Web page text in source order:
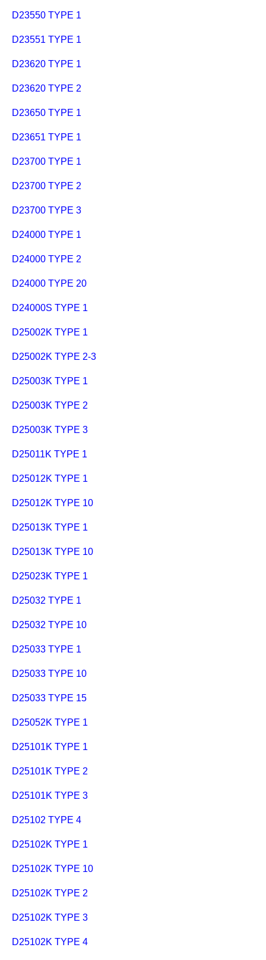
D23550 TYPE 1
D23551 TYPE 1
D23620 TYPE 1
D23620 TYPE 2
D23650 TYPE 1
D23651 TYPE 1
D23700 TYPE 1
D23700 TYPE 2
D23700 TYPE 3
D24000 TYPE 1
D24000 TYPE 2
D24000 TYPE 20
D24000S TYPE 1
D25002K TYPE 1
D25002K TYPE 2-3
D25003K TYPE 1
D25003K TYPE 2
D25003K TYPE 3
D25011K TYPE 1
D25012K TYPE 1
D25012K TYPE 10
D25013K TYPE 1
D25013K TYPE 10
D25023K TYPE 1
D25032 TYPE 1
D25032 TYPE 10
D25033 TYPE 1
D25033 TYPE 10
D25033 TYPE 15
D25052K TYPE 1
D25101K TYPE 1
D25101K TYPE 2
D25101K TYPE 3
D25102 TYPE 4
D25102K TYPE 1
D25102K TYPE 10
D25102K TYPE 2
D25102K TYPE 3
D25102K TYPE 4